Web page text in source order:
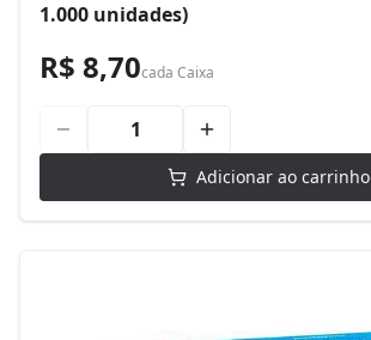
1.000 unidades)
R$ 8,70cada Caixa
Adicionar ao carrinho